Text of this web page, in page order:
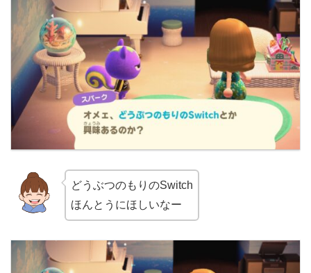
どうぶつのもりのSwitch
ほんとうにほしいなー